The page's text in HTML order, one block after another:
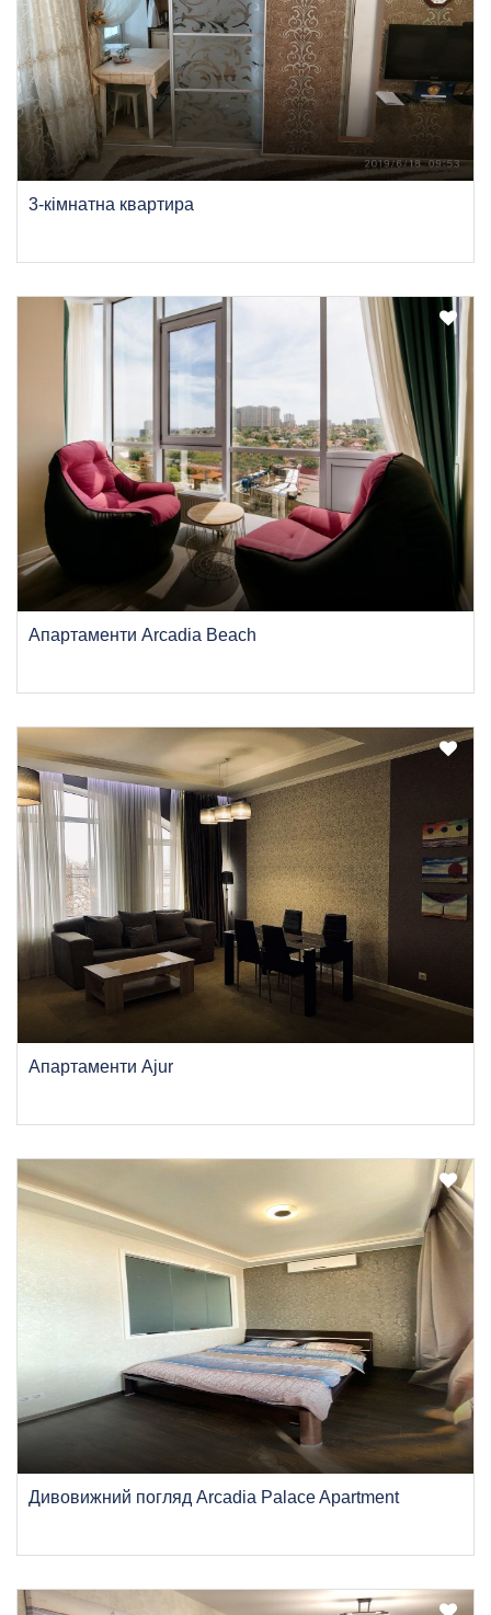
3-кімнатна квартира
Апартаменти Arcadia Beach
Апартаменти Ajur
Дивовижний погляд Arcadia Palace Apartment